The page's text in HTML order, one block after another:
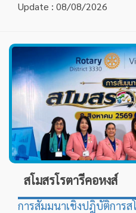
สโมสรโรตารีคอหงส์
การสัมมนาเชิงปฎิบัติการส
Vibrant Club Workshop )